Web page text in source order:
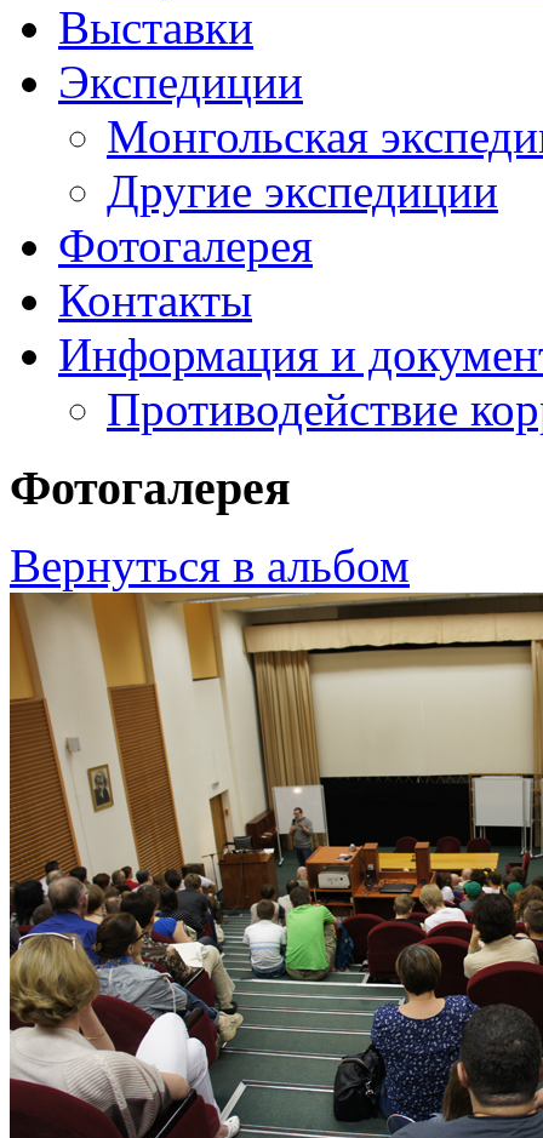
Выставки
Экспедиции
Монгольская
Другие экспедиции
Фотогалерея
Контакты
Информация и
Противодействие
Фотогалерея
Вернуться в альбом